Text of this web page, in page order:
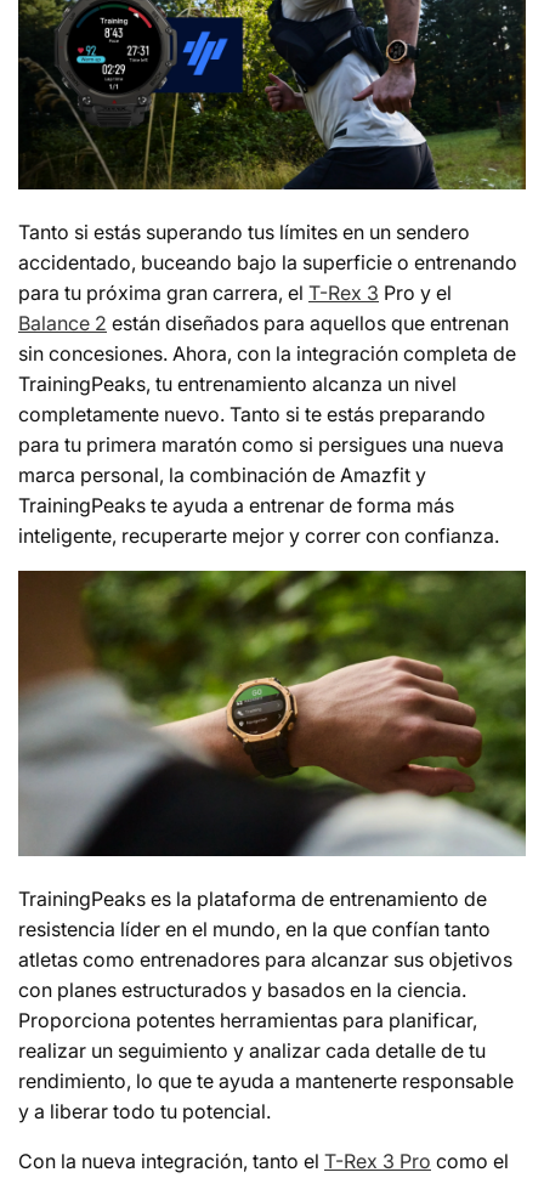
Tanto si estás superando tus límites en un sendero
accidentado, buceando bajo la superficie o entrenando
para tu próxima gran carrera, el T-Rex 3 Pro y el
Balance 2 están diseñados para aquellos que entrenan
sin concesiones. Ahora, con la integración completa de
TrainingPeaks, tu entrenamiento alcanza un nivel
completamente nuevo. Tanto si te estás preparando
para tu primera maratón como si persigues una nueva
marca personal, la combinación de Amazfit y
TrainingPeaks te ayuda a entrenar de forma más
inteligente, recuperarte mejor y correr con confianza.
TrainingPeaks es la plataforma de entrenamiento de
resistencia líder en el mundo, en la que confían tanto
atletas como entrenadores para alcanzar sus objetivos
con planes estructurados y basados en la ciencia.
Proporciona potentes herramientas para planificar,
realizar un seguimiento y analizar cada detalle de tu
rendimiento, lo que te ayuda a mantenerte responsable
y a liberar todo tu potencial.
Con la nueva integración, tanto el T-Rex 3 Pro como el